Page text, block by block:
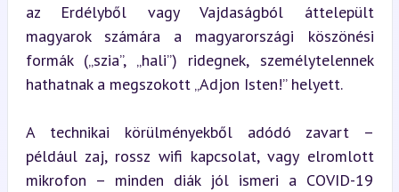
az Erdélyből vagy Vajdaságból áttelepült
magyarok számára a magyarországi köszönési
formák („szia”, „hali”) ridegnek, személytelennek
hathatnak a megszokott „Adjon Isten!” helyett.
A technikai körülményekből adódó zavart –
például zaj, rossz wifi kapcsolat, vagy elromlott
mikrofon – minden diák jól ismeri a COVID-19